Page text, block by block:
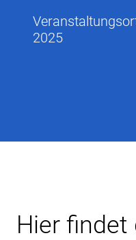
2025
Hier findet